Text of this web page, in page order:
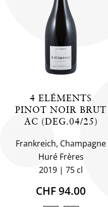
4 ELÉMENTS
PINOT NOIR BRUT
AC (DEG.04/25)
Frankreich, Champagne
Huré Frères
2019
75 cl
CHF 94.00